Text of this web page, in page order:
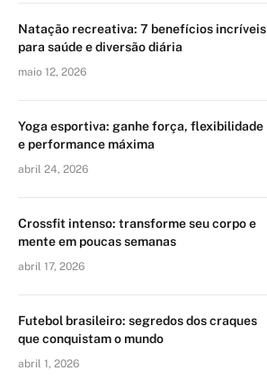
Natação recreativa: 7 benefícios incríveis
para saúde e diversão diária
maio 12, 2026
Yoga esportiva: ganhe força, flexibilidade
e performance máxima
abril 24, 2026
Crossfit intenso: transforme seu corpo e
mente em poucas semanas
abril 17, 2026
Futebol brasileiro: segredos dos craques
que conquistam o mundo
abril 1, 2026